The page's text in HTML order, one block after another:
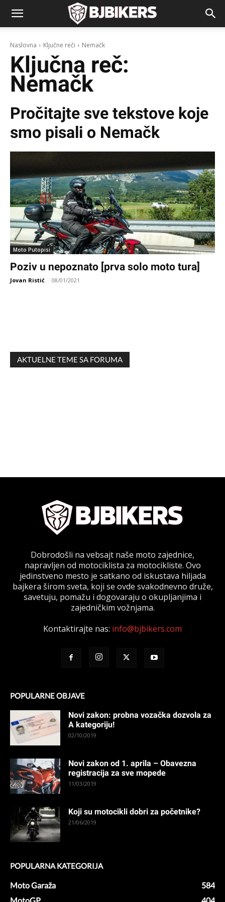
Naslovna Ključne reči Nemačk
Ključna reč:
Nemačk
Pročitajte sve tekstove koje
smo pisali o Nemačk
Moto Putopisi
Poziv u nepoznato [prva solo moto tura]
Jovan Ristić - 08/01/2021
AKTUELNE TEME SA FORUMA
Dobrodošli na vebsajt naše moto zajednice,
napravljen od motociklista za motocikliste. Ovo
jedinstveno mesto je satkano od iskustava hiljada
bajkera širom sveta, koji se ovde svakodnevno druže,
savetuju, pomažu i dogovaraju o okupljanjima i
zajedničkim vožnjama.
Kontaktirajte nas: info@bjbikers.com
POPULARNE OBJAVE
Novi zakon: probna vozačka dozvola za
A kategoriju!
02/10/2019
Novi zakon od 1. aprila – Obavezna
registracija za sve mopede
11/03/2019
Koji su motocikli dobri za početnike?
21/06/2019
POPULARNA KATEGORIJA
Moto Garaža
584